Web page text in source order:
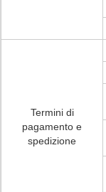
Termini di
pagamento e
spedizione